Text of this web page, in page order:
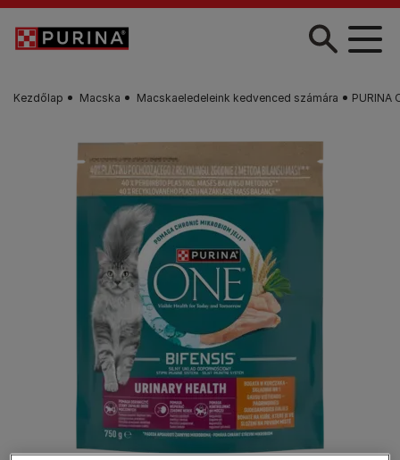
Skip to main content
Kezdőlap Macska Macskaeledeleink kedvenced számára PURINA